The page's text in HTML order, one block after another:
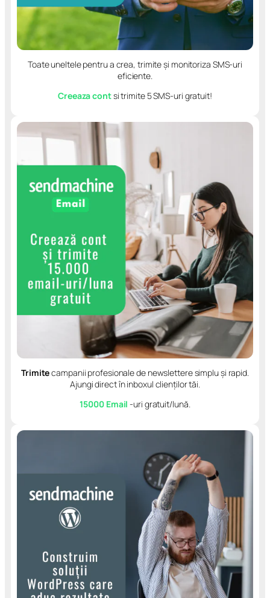
Toate uneltele pentru a crea, trimite și monitoriza SMS-uri
eficiente.
Creeaza contsi trimite 5 SMS-uri gratuit!
Trimitecampanii profesionale de newslettere simplu și rapid.
Ajungi direct în inboxul clienților tăi.
15000 Email-uri gratuit/lună.